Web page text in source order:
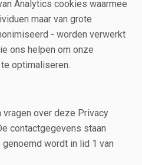
Analytics cookies waarmee
maar van grote
- worden verwerkt
ons helpen om onze
optimaliseren.
vragen over deze Privacy
contactgegevens staan
wordt in lid 1 van